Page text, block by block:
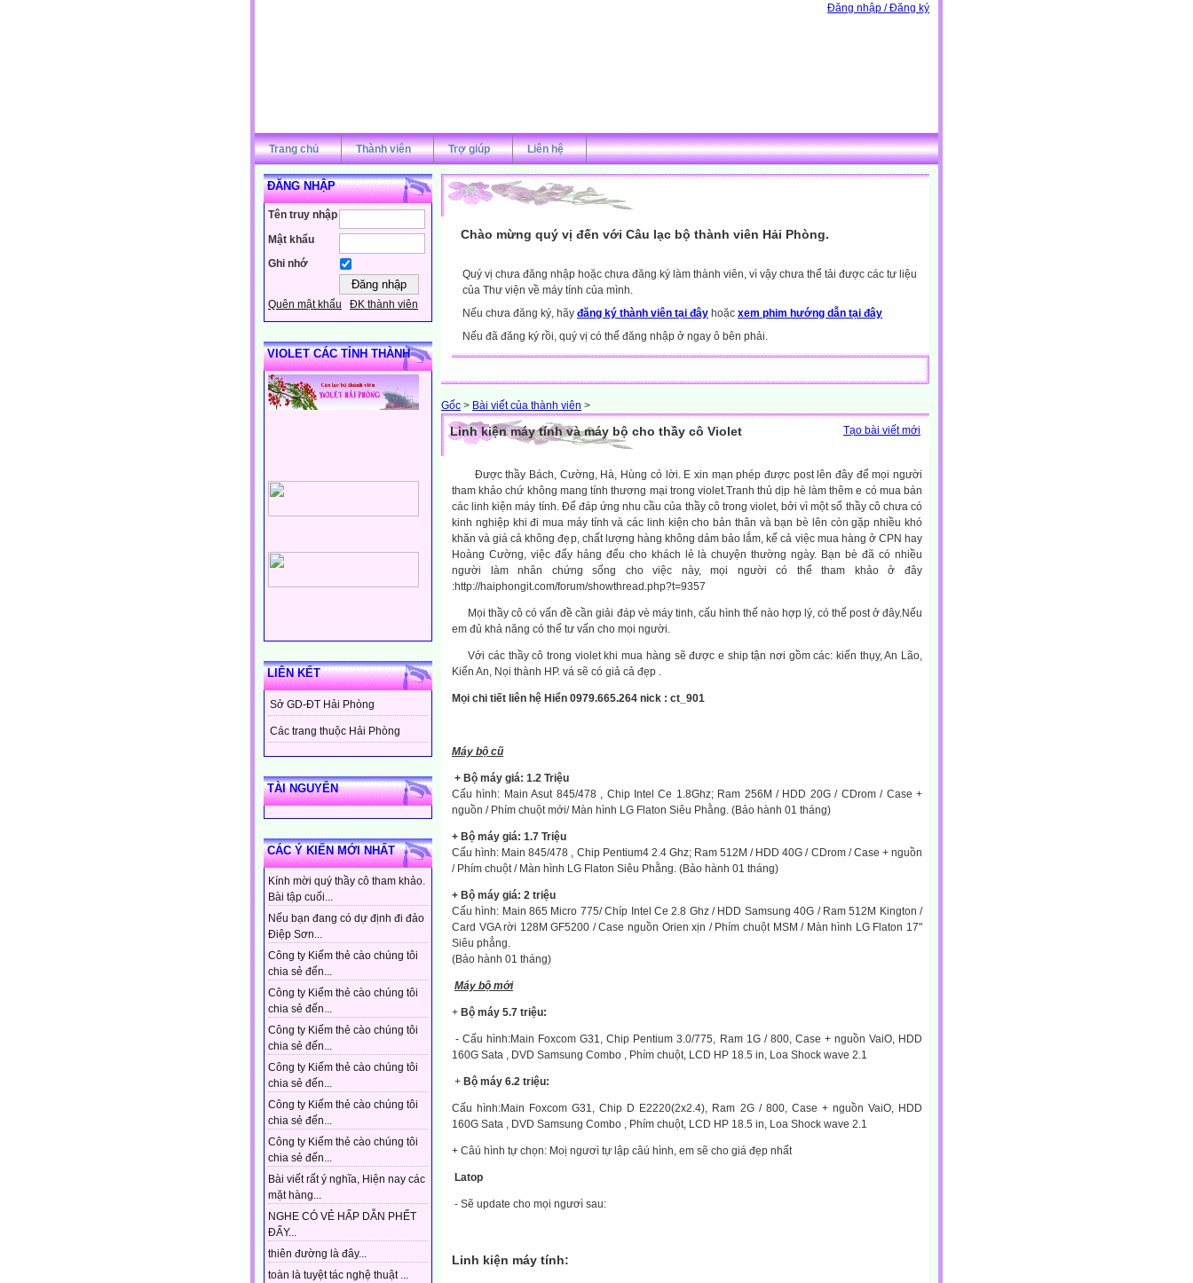
Đăng nhập / Đăng ký
Trang chủ Thành viên Trợ giúp Liên hệ
ĐĂNG NHẬP
Tên truy nhập
Mật khẩu
Ghi nhớ
Quên mật khẩu ĐK thành viên
VIOLET CÁC TỈNH THÀNH
LIÊN KẾT
Sở GD-ĐT Hải Phòng
Các trang thuộc Hải Phòng
TÀI NGUYÊN
CÁC Ý KIẾN MỚI NHẤT
Kính mời quý thầy cô tham khảo.
Bài tập cuối...
Nếu bạn đang có dự định đi đảo
Điệp Sơn...
Công ty Kiếm thẻ cào chúng tôi
chia sẻ đến...
Công ty Kiếm thẻ cào chúng tôi
chia sẻ đến...
Công ty Kiếm thẻ cào chúng tôi
chia sẻ đến...
Công ty Kiếm thẻ cào chúng tôi
chia sẻ đến...
Công ty Kiếm thẻ cào chúng tôi
chia sẻ đến...
Công ty Kiếm thẻ cào chúng tôi
chia sẻ đến...
Bài viết rất ý nghĩa, Hiện nay các
mặt hàng...
NGHE CÓ VẺ HẤP DẪN PHẾT
ĐẤY...
thiên đường là đây...
toàn là tuyệt tác nghệ thuật ...
Chào mừng quý vị đến với Câu lạc bộ thành viên Hải Phòng.
Quý vị chưa đăng nhập hoặc chưa đăng ký làm thành viên, vì vậy chưa thể tải được các tư liệu
của Thư viện về máy tính của mình.
Nếu chưa đăng ký, hãy đăng ký thành viên tại đây hoặc xem phim hướng dẫn tại đây
Nếu đã đăng ký rồi, quý vị có thể đăng nhập ở ngay ô bên phải.
Gốc > Bài viết của thành viên >
Tạo bài viết mới
Linh kiện máy tính và máy bộ cho thầy cô Violet
Được thầy Bách, Cường, Hà, Hùng có lời. E xin mạn phép được post lên đây để mọi người
tham khảo chứ không mang tính thương mại trong violet.Tranh thủ dịp hè làm thêm e có mua bán
các linh kiện máy tính. Để đáp ứng nhu cầu của thầy cô trong violet, bởi vì một số thầy cô chưa có
kinh nghiệp khi đi mua máy tính và các linh kiện cho bản thân và bạn bè lên còn gặp nhiều khó
khăn và giá cả không đẹp, chất lượng hàng không dảm bảo lắm, kể cả việc mua hàng ở CPN hay
Hoàng Cường, việc đẩy hảng đểu cho khách lẻ là chuyện thường ngày. Bạn bè đã có nhiều
người làm nhân chứng sống cho việc này, mọi người có thể tham khảo ở đây
:http://haiphongit.com/forum/showthread.php?t=9357
Mọi thầy cô có vấn đề cần giải đáp vè máy tinh, cấu hình thế nào hợp lý, có thể post ở đây.Nếu
em đủ khả năng có thể tư vấn cho mọi người.
Với các thầy cô trong violet khi mua hàng sẽ được e ship tận nơi gồm các: kiến thụy, An Lão,
Kiến An, Nọi thành HP. vá sẽ có giả cả đẹp .
Mọi chi tiết liên hệ Hiển 0979.665.264 nick : ct_901
Máy bộ cũ
+ Bộ máy giá: 1.2 Triệu
Cấu hình: Main Asut 845/478 , Chip Intel Ce 1.8Ghz; Ram 256M / HDD 20G / CDrom / Case +
nguồn / Phím chuột mới/ Màn hình LG Flaton Siêu Phằng. (Bảo hành 01 tháng)
+ Bộ máy giá: 1.7 Triệu
Cấu hình: Main 845/478 , Chip Pentium4 2.4 Ghz; Ram 512M / HDD 40G / CDrom / Case + nguồn
/ Phím chuột / Màn hình LG Flaton Siêu Phằng. (Bảo hành 01 tháng)
+ Bộ máy giá: 2 triệu
Cấu hình: Main 865 Micro 775/ Chíp Intel Ce 2.8 Ghz / HDD Samsung 40G / Ram 512M Kington /
Card VGA rời 128M GF5200 / Case nguồn Orien xịn / Phím chuột MSM / Màn hình LG Flaton 17"
Siêu phẳng.
(Bảo hành 01 tháng)
Máy bộ mới
+ Bộ máy 5.7 triệu:
- Cấu hình:Main Foxcom G31, Chip Pentium 3.0/775, Ram 1G / 800, Case + nguồn VaiO, HDD
160G Sata , DVD Samsung Combo , Phím chuột, LCD HP 18.5 in, Loa Shock wave 2.1
+ Bộ máy 6.2 triệu:
Cấu hình:Main Foxcom G31, Chip D E2220(2x2.4), Ram 2G / 800, Case + nguồn VaiO, HDD
160G Sata , DVD Samsung Combo , Phím chuột, LCD HP 18.5 in, Loa Shock wave 2.1
+ Câú hình tự chọn: Moị ngươì tự lập câú hình, em sẽ cho giá đẹp nhất
Latop
- Sẽ update cho mọi ngươì sau:
Linh kiện máy tính: